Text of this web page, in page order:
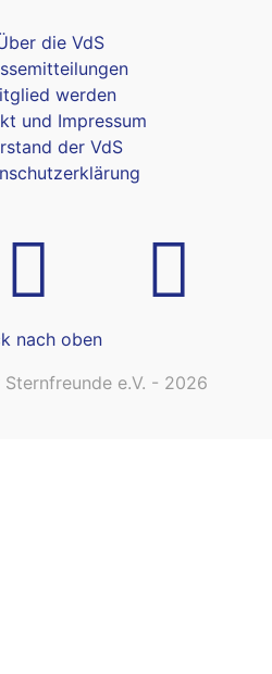
die VdS
werden
und Impressum
der VdS
nach oben
e.V. - 2026